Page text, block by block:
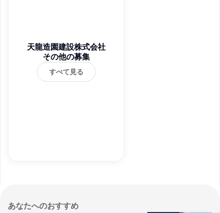
天龍造園建設株式会社
その他の募集
すべて見る
あなたへのおすすめ